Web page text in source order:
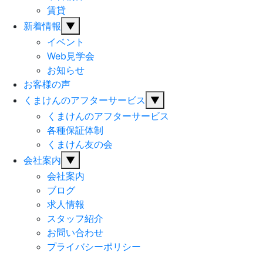
賃貸
新着情報 ▼
イベント
Web見学会
お知らせ
お客様の声
くまけんのアフターサービス ▼
くまけんのアフターサービス
各種保証体制
くまけん友の会
会社案内 ▼
会社案内
ブログ
求人情報
スタッフ紹介
お問い合わせ
プライバシーポリシー